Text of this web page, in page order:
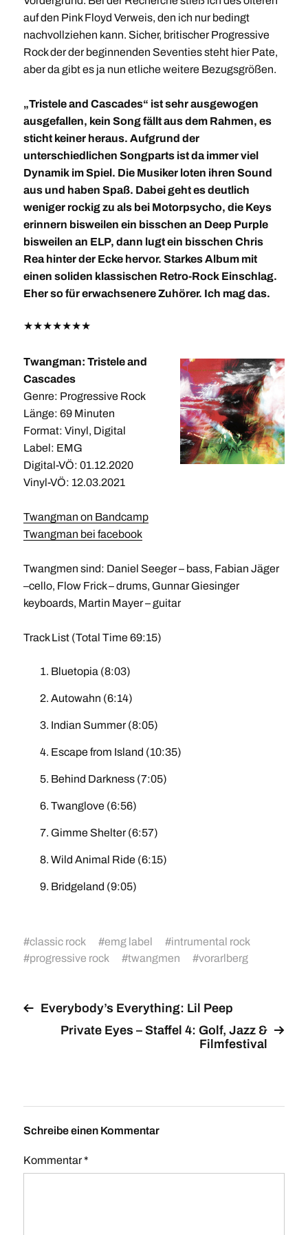
auf den Pink Floyd Verweis, den ich nur bedingt
nachvollziehen kann. Sicher, britischer Progressive
Rock der der beginnenden Seventies steht hier Pate,
aber da gibt es ja nun etliche weitere Bezugsgrößen.
„Tristele and Cascades“ ist sehr ausgewogen
ausgefallen, kein Song fällt aus dem Rahmen, es
sticht keiner heraus. Aufgrund der
unterschiedlichen Songparts ist da immer viel
Dynamik im Spiel. Die Musiker loten ihren Sound
aus und haben Spaß. Dabei geht es deutlich
weniger rockig zu als bei Motorpsycho, die Keys
erinnern bisweilen ein bisschen an Deep Purple
bisweilen an ELP, dann lugt ein bisschen Chris
Rea hinter der Ecke hervor. Starkes Album mit
einen soliden klassischen Retro-Rock Einschlag.
Eher so für erwachsenere Zuhörer. Ich mag das.
★★★★★★★
Twangman: Tristele and
Cascades
Genre: Progressive Rock
Länge: 69 Minuten
Format: Vinyl, Digital
Label: EMG
Digital-VÖ: 01.12.2020
Vinyl-VÖ: 12.03.2021
Twangman on Bandcamp
Twangman bei facebook
Twangmen sind: Daniel Seeger – bass, Fabian Jäger
–cello, Flow Frick – drums, Gunnar Giesinger
keyboards, Martin Mayer – guitar
Track List (Total Time 69:15)
Bluetopia (8:03)
Autowahn (6:14)
Indian Summer (8:05)
Escape from Island (10:35)
Behind Darkness (7:05)
Twanglove (6:56)
Gimme Shelter (6:57)
Wild Animal Ride (6:15)
Bridgeland (9:05)
#classic rock #emg label #intrumental rock
#progressive rock #twangmen #vorarlberg
Everybody’s Everything: Lil Peep
Private Eyes – Staffel 4: Golf, Jazz &
Filmfestival
Schreibe einen Kommentar
Kommentar*